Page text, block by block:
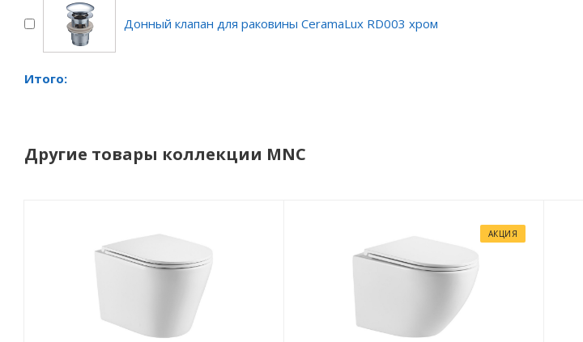
Донный клапан для раковины CeramaLux RD003 хром
Итого:
Другие товары коллекции MNC
АКЦИЯ